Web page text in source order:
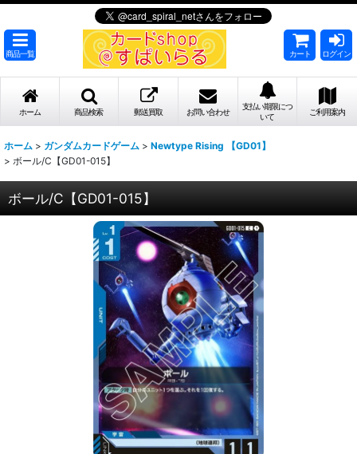
商品一覧 カート ログイン
ホーム 商品検索 郵送買取 お問い合わせ
支払い期限につ
いて
ご利用案内
ホーム > ガンダムカードゲーム > Newtype Rising 【GD01】
> ボール/C【GD01-015】
ボール/C【GD01-015】